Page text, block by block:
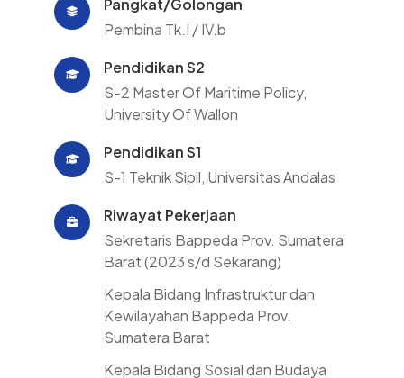
Pembina Tk.I / IV.b
Pendidikan S2
S-2 Master Of Maritime Policy,
University Of Wallon
Pendidikan S1
S-1 Teknik Sipil, Universitas Andalas
Riwayat Pekerjaan
Sekretaris Bappeda Prov. Sumatera
Barat (2023 s/d Sekarang)
Kepala Bidang Infrastruktur dan
Kewilayahan Bappeda Prov.
Sumatera Barat
Kepala Bidang Sosial dan Budaya